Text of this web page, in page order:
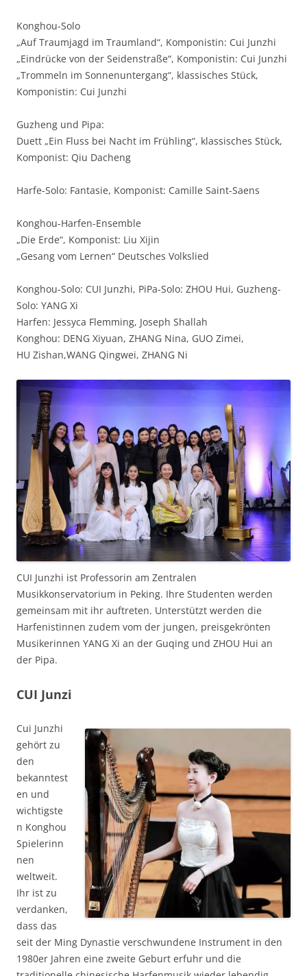
Konghou-Solo
„Auf Traumjagd im Traumland“, Komponistin: Cui Junzhi
„Eindrücke von der Seidenstraße“, Komponistin: Cui Junzhi
„Trommeln im Sonnenuntergang“, klassisches Stück,
Komponistin: Cui Junzhi
Guzheng und Pipa:
Duett „Ein Fluss bei Nacht im Frühling“, klassisches Stück,
Komponist: Qiu Dacheng
Harfe-Solo: Fantasie, Komponist: Camille Saint-Saens
Konghou-Harfen-Ensemble
„Die Erde“, Komponist: Liu Xijin
„Gesang vom Lernen“ Deutsches Volkslied
Konghou-Solo: CUI Junzhi, PiPa-Solo: ZHOU Hui, Guzheng-
Solo: YANG Xi
Harfen: Jessyca Flemming, Joseph Shallah
Konghou: DENG Xiyuan, ZHANG Nina, GUO Zimei,
HU Zishan,WANG Qingwei, ZHANG Ni
CUI Junzhi ist Professorin am Zentralen
Musikkonservatorium in Peking. Ihre Studenten werden
gemeinsam mit ihr auftreten. Unterstützt werden die
Harfenistinnen zudem vom der jungen, preisgekrönten
Musikerinnen YANG Xi an der Guqing und ZHOU Hui an
der Pipa.
CUI Junzi
Cui Junzhi
gehört zu
den
bekanntest
en und
wichtigste
n Konghou
Spielerinn
nen
weltweit.
Ihr ist zu
verdanken,
dass das
seit der Ming Dynastie verschwundene Instrument in den
1980er Jahren eine zweite Geburt erfuhr und die